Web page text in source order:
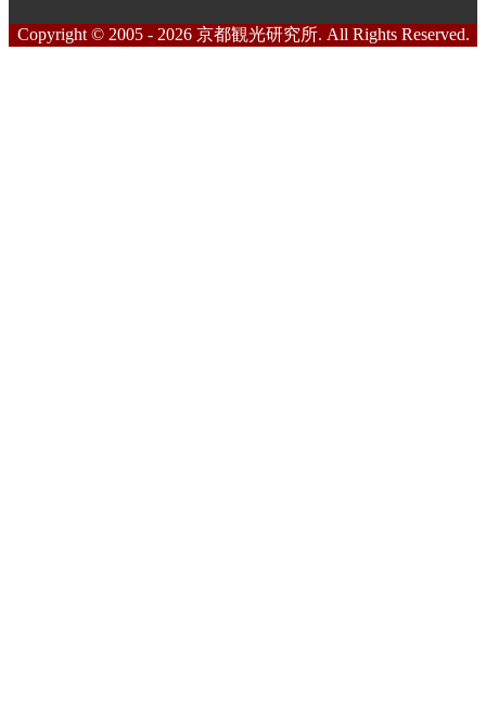
Copyright © 2005 - 2026 京都観光研究所. All Rights Reserved.